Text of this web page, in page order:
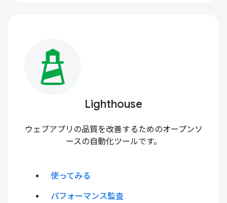
Lighthouse
ウェブアプリの品質を改善するためのオープンソ
ースの自動化ツールです。
使ってみる
パフォーマンス監査